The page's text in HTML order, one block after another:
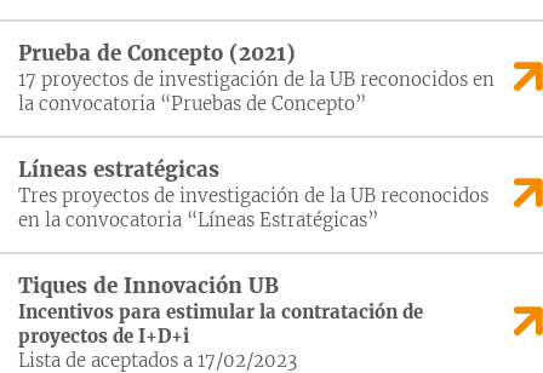
Prueba de Concepto (2021)
17 proyectos de investigación de la UB reconocidos en
la convocatoria “Pruebas de Concepto”
Líneas estratégicas
Tres proyectos de investigación de la UB reconocidos
en la convocatoria “Líneas Estratégicas”
Tiques de Innovación UB
Incentivos para estimular la contratación de
proyectos de I+D+i
Lista de aceptados a 17/02/2023